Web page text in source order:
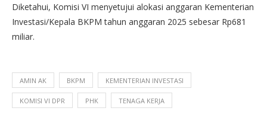
Diketahui, Komisi VI menyetujui alokasi anggaran Kementerian
Investasi/Kepala BKPM tahun anggaran 2025 sebesar Rp681
miliar.
AMIN AK BKPM KEMENTERIAN INVESTASI
KOMISI VI DPR PHK TENAGA KERJA